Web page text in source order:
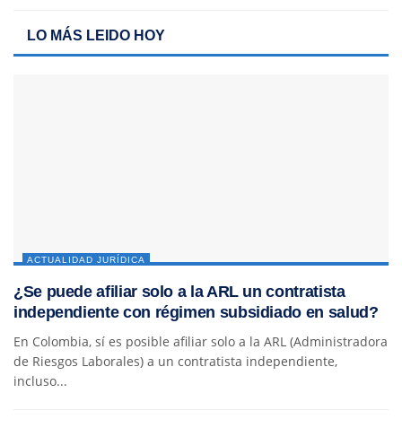
LO MÁS LEIDO HOY
ACTUALIDAD JURÍDICA
¿Se puede afiliar solo a la ARL un contratista
independiente con régimen subsidiado en salud?
En Colombia, sí es posible afiliar solo a la ARL (Administradora
de Riesgos Laborales) a un contratista independiente,
incluso...